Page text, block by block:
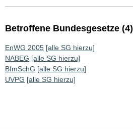
Betroffene Bundesgesetze (4)
EnWG 2005 [alle SG hierzu]
NABEG [alle SG hierzu]
BImSchG [alle SG hierzu]
UVPG [alle SG hierzu]